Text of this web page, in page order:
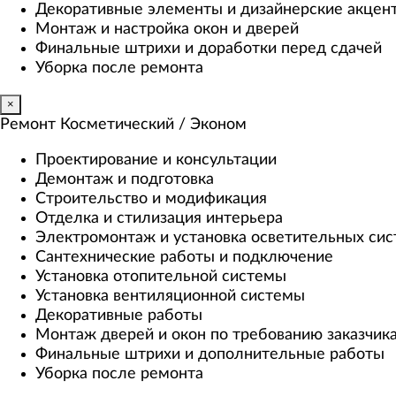
Декоративные элементы и дизайнерские
Монтаж и настройка окон и дверей
Финальные штрихи и доработки перед сдачей
Уборка после ремонта
×
Ремонт Косметический / Эконом​
Проектирование и консультации
Демонтаж и подготовка
Строительство и модификация
Отделка и стилизация интерьера
Электромонтаж и установка осветительных
Сантехнические работы и подключение
Установка отопительной системы
Установка вентиляционной системы
Декоративные работы
Монтаж дверей и окон по требованию заказчика
Финальные штрихи и дополнительные работы
Уборка после ремонта